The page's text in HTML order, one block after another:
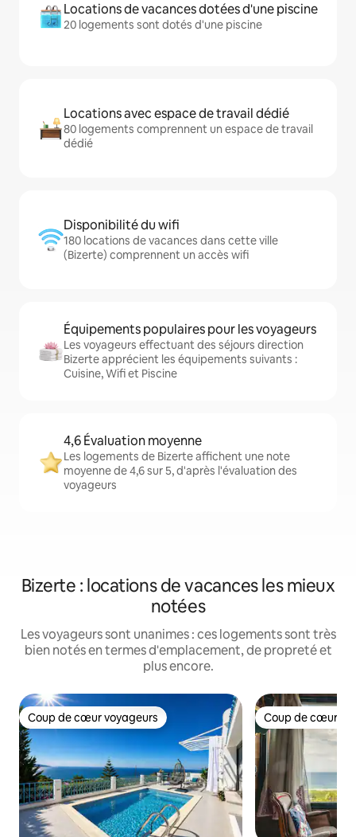
Locations de vacances dotées d'une piscine
20 logements sont dotés d'une piscine
Locations avec espace de travail dédié
80 logements comprennent un espace de travail
dédié
Disponibilité du wifi
180 locations de vacances dans cette ville
(Bizerte) comprennent un accès wifi
Équipements populaires pour les voyageurs
Les voyageurs effectuant des séjours direction
Bizerte apprécient les équipements suivants :
Cuisine, Wifi et Piscine
4,6 Évaluation moyenne
Les logements de Bizerte affichent une note
moyenne de 4,6 sur 5, d'après l'évaluation des
voyageurs
Bizerte : locations de vacances les mieux
notées
Les voyageurs sont unanimes : ces logements sont très
bien notés en termes d'emplacement, de propreté et
plus encore.
Coup de cœur voyageurs
Coup de cœur voyageurs Coup de cœur
Coup de cœur